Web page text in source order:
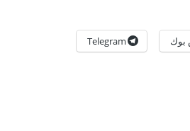
بوك Telegram